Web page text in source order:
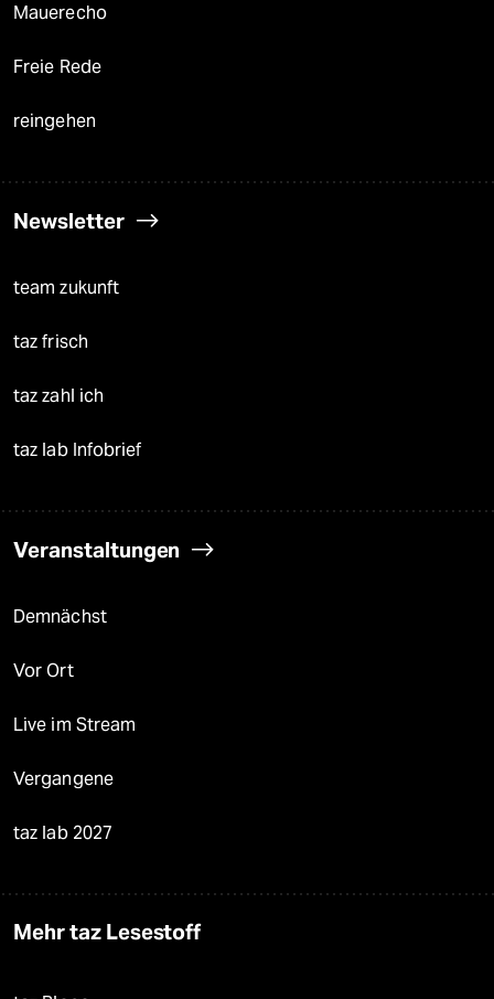
Mauerecho
Freie Rede
reingehen
Newsletter
team zukunft
taz frisch
taz zahl ich
taz lab Infobrief
Veranstaltungen
Demnächst
Vor Ort
Live im Stream
Vergangene
taz lab 2027
Mehr taz Lesestoff